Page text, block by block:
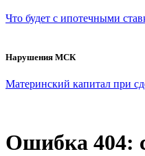
Что будет с ипотечными
Нарушения МСК
Материнский капитал при
Ошибка 404: